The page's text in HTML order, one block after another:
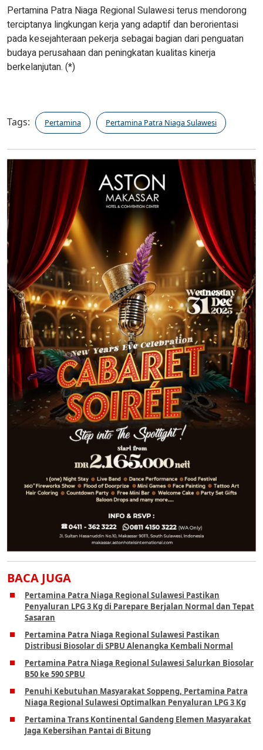
Pertamina Patra Niaga Regional Sulawesi terus mendorong
terciptanya lingkungan kerja yang adaptif dan berorientasi
pada kesejahteraan pekerja sebagai bagian dari penguatan
budaya perusahaan dan peningkatan kualitas kinerja
berkelanjutan. (*)
Tags: Pertamina Pertamina Patra Niaga Sulawesi
BACA JUGA
Pertamina Patra Niaga Regional Sulawesi Pastikan
Penyaluran LPG 3 Kg di Parepare Berjalan Normal dan Tepat
Sasaran
Pertamina Patra Niaga Regional Sulawesi Pastikan
Distribusi Biosolar di SPBU Alenangka Kembali Normal
Pertamina Patra Niaga Regional Sulawesi Salurkan Biosolar
B50 ke 590 SPBU
Penuhi Kebutuhan Masyarakat Soppeng, Pertamina Patra
Niaga Regional Sulawesi Optimalkan Penyaluran LPG 3 Kg
Pertamina Trans Kontinental Gandeng Elemen Masyarakat
Jaga Kebersihan Pantai di Bitung